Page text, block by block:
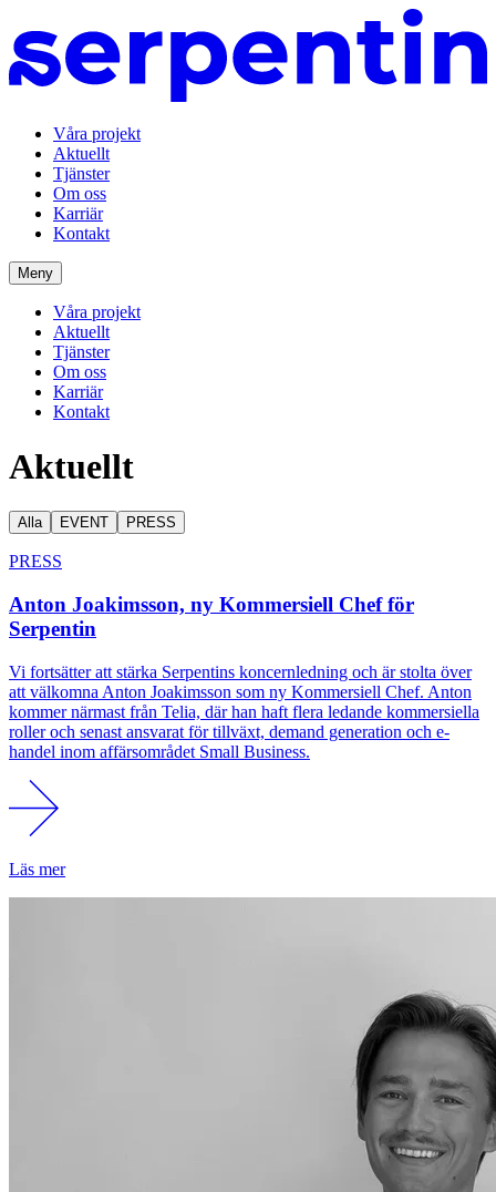
Våra projekt
Aktuellt
Tjänster
Om oss
Karriär
Kontakt
Meny
Våra projekt
Aktuellt
Tjänster
Om oss
Karriär
Kontakt
Aktu­ellt
Alla EVENT PRESS
PRESS
Anton Joakimsson, ny Kommersiell Chef för
Serpentin
Vi fortsätter att stärka Serpentins koncernledning och är stolta över
att välkomna Anton Joakimsson som ny Kommersiell Chef. Anton
kommer närmast från Telia, där han haft flera ledande kommersiella
roller och senast ansvarat för tillväxt, demand generation och e-
handel inom affärsområdet Small Business.
Läs mer